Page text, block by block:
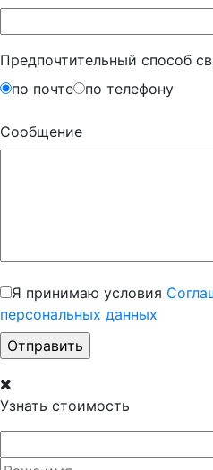
Предпочтительный способ
по почте
по телефону
Сообщение
Я принимаю условия
персональных данных
Узнать стоимость